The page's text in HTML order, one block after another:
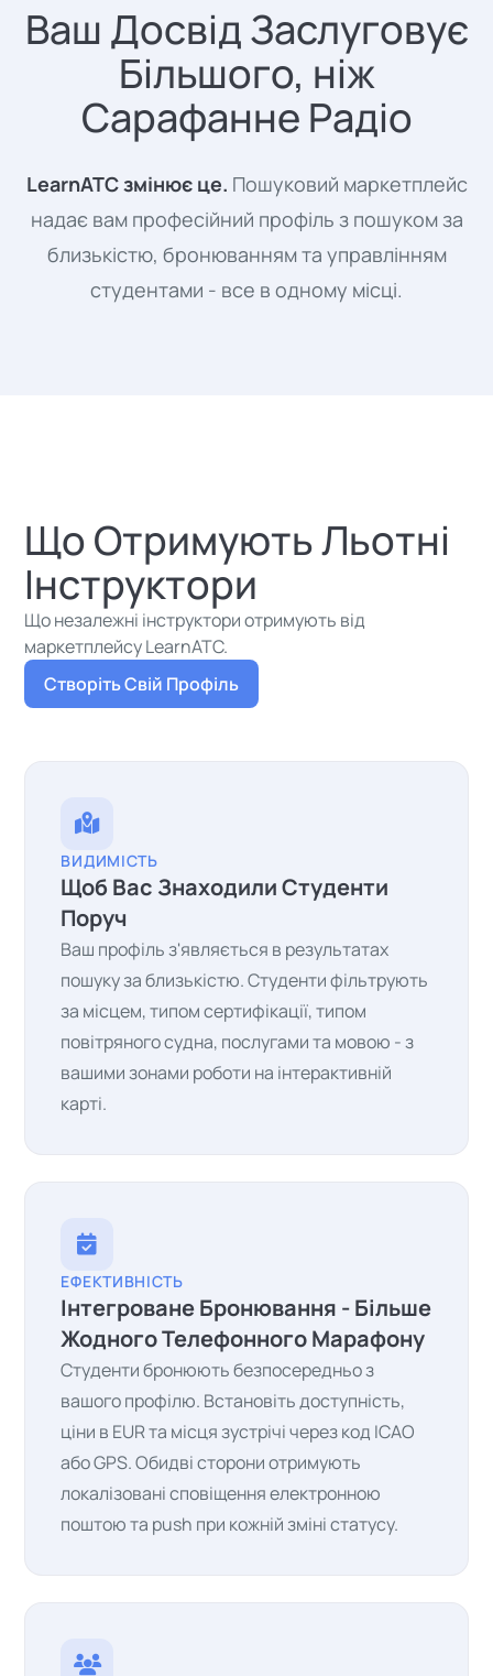
Ваш Досвід Заслуговує
Більшого, ніж
Сарафанне Радіо
LearnATC змінює це. Пошуковий маркетплейс
надає вам професійний профіль з пошуком за
близькістю, бронюванням та управлінням
студентами - все в одному місці.
Що Отримують Льотні
Інструктори
Що незалежні інструктори отримують від
маркетплейсу LearnATC.
Створіть Свій Профіль
ВИДИМІСТЬ
Щоб Вас Знаходили Студенти
Поруч
Ваш профіль з'являється в результатах
пошуку за близькістю. Студенти фільтрують
за місцем, типом сертифікації, типом
повітряного судна, послугами та мовою - з
вашими зонами роботи на інтерактивній
карті.
ЕФЕКТИВНІСТЬ
Інтегроване Бронювання - Більше
Жодного Телефонного Марафону
Студенти бронюють безпосередньо з
вашого профілю. Встановіть доступність,
ціни в EUR та місця зустрічі через код ICAO
або GPS. Обидві сторони отримують
локалізовані сповіщення електронною
поштою та push при кожній зміні статусу.